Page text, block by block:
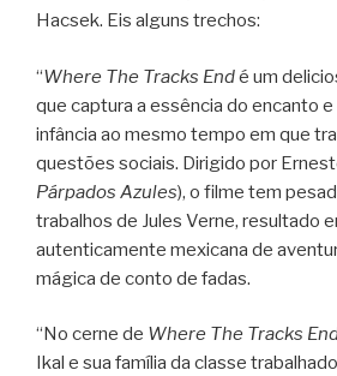
Hacsek. Eis alguns trechos:
“Where The Tracks Endé um
que captura a essência do encanto
infância ao mesmo tempo em que
questões sociais. Dirigido por
Párpados Azules), o filme tem
trabalhos de Jules Verne, resultado
autenticamente mexicana de
mágica de conto de fadas.
“No cerne de Where The Tracks
Ikal e sua família da classe